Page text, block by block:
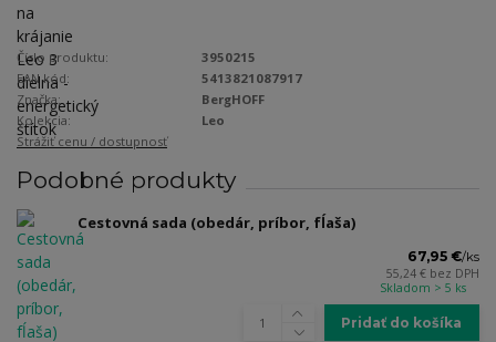
Číslo produktu:
3950215
EAN kód:
5413821087917
Značka:
BergHOFF
Kolekcia:
Leo
Strážiť cenu / dostupnosť
Podobné produkty
Cestovná sada (obedár, príbor, fĺaša)
67,95 €/ks
55,24 € bez DPH
Skladom > 5 ks
Pridať do košíka